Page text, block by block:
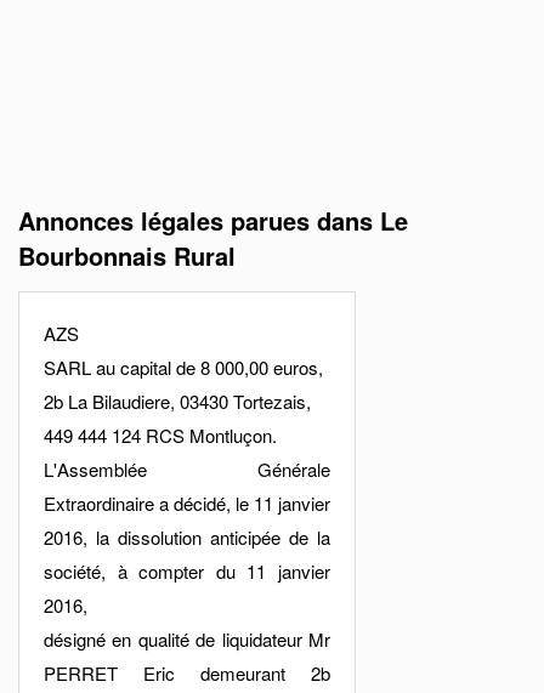
Annonces légales parues dans Le
Bourbonnais Rural
AZS
SARL au capital de 8 000,00 euros,
2b La Bilaudiere, 03430 Tortezais,
449 444 124 RCS Montluçon.
L'Assemblée Générale
Extraordinaire a décidé, le 11 janvier
2016, la dissolution anticipée de la
société, à compter du 11 janvier
2016,
désigné en qualité de liquidateur Mr
PERRET Eric demeurant 2b